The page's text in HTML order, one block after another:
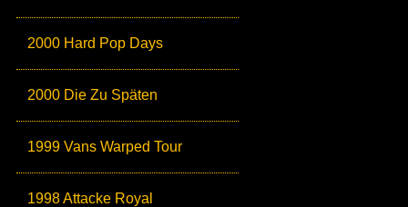
2000 Hard Pop Days
2000 Die Zu Späten
1999 Vans Warped Tour
1998 Attacke Royal